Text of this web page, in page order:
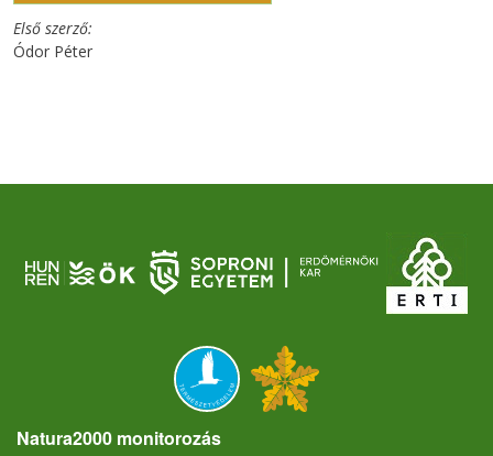
Első szerző
Ódor Péter
Natura2000 monitorozás